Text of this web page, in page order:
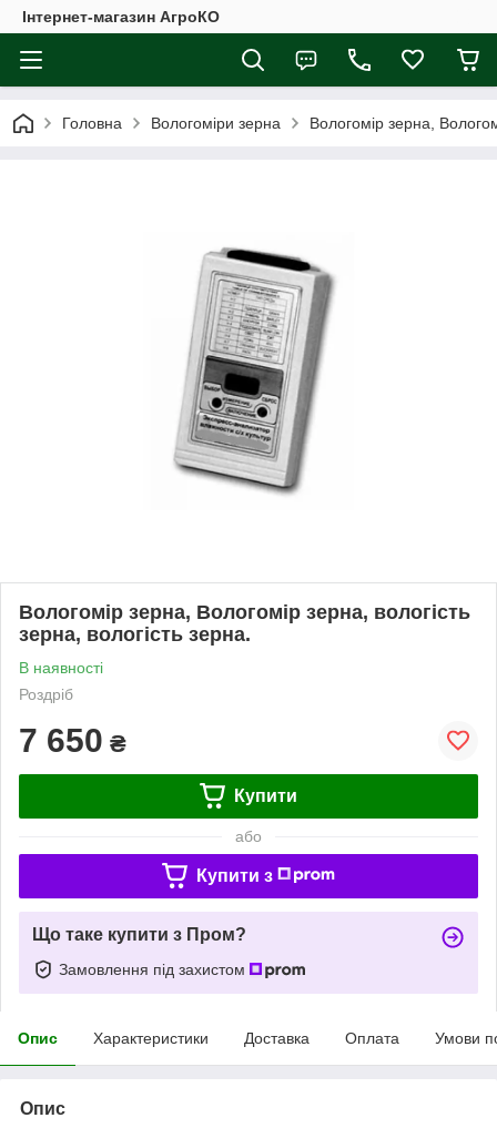
Інтернет-магазин АгроКО
Головна Вологоміри зерна Вологомір зерна,
Вологомір зерна, Вологомір зерна, вологість
зерна, вологість зерна.
В наявності
Роздріб
7 650 ₴
Купити
або
Купити з
Що таке купити з Пром?
Замовлення під захистом
Опис Характеристики Доставка Оплата Умови
Опис